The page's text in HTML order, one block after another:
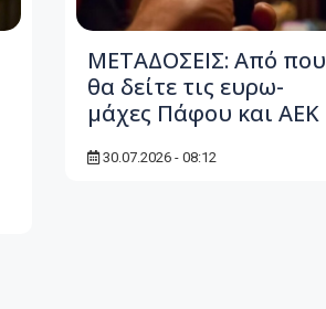
ΜΕΤΑΔΟΣΕΙΣ: Από που
θα δείτε τις ευρω-
μάχες Πάφου και ΑΕΚ
30.07.2026 - 08:12